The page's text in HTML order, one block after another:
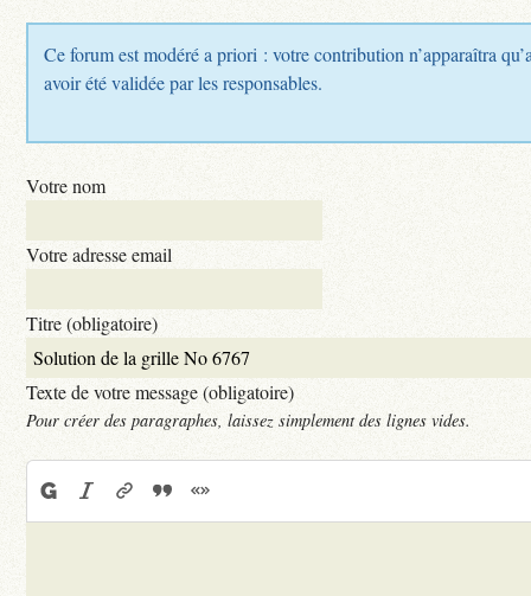
Ce forum est modéré a priori : votre contribution n’apparaîtra
avoir été validée par les responsables.
Votre nom
Votre adresse email
Titre (obligatoire)
Texte de votre message (obligatoire)
Pour créer des paragraphes, laissez simplement des lignes vides.